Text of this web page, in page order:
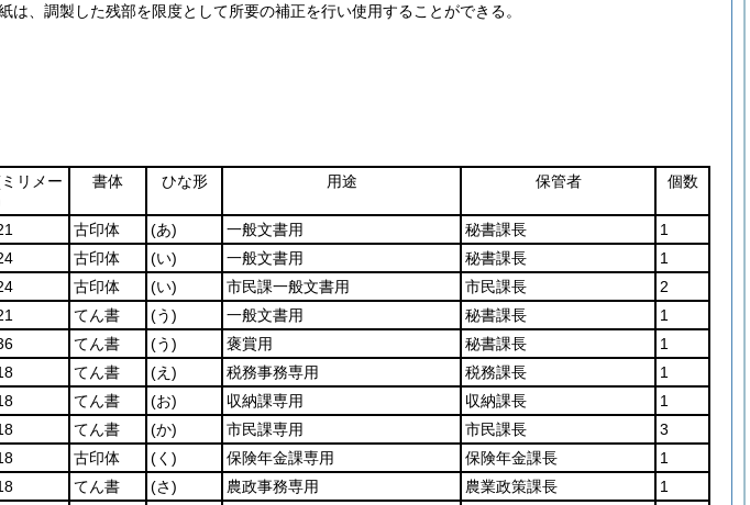
、調製した残部を限度として所要の補正を行い使用することができる。
リメー
書体 ひな形 用途 保管者 個数
古印体 (あ) 一般文書用 秘書課長
1
古印体 (い) 一般文書用 秘書課長
1
古印体 (い) 市民課一般文書用 市民課長
2
てん書 (う) 一般文書用 秘書課長
1
てん書 (う) 褒賞用 秘書課長
1
てん書 (え) 税務事務専用 税務課長
1
てん書 (お) 収納課専用 収納課長
1
てん書 (か) 市民課専用 市民課長
3
古印体 (く) 保険年金課専用 保険年金課長
1
てん書 (さ) 農政事務専用 農業政策課長
1